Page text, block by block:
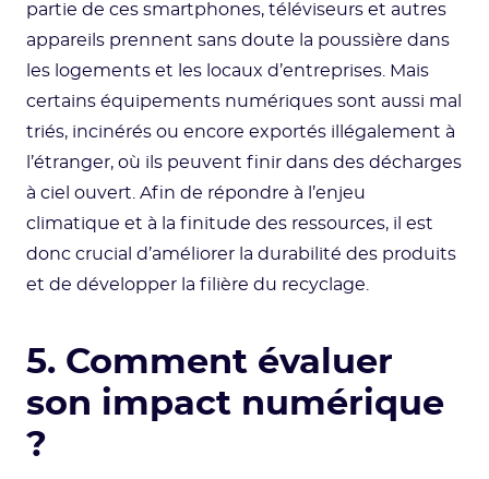
partie de ces smartphones, téléviseurs et autres
appareils prennent sans doute la poussière dans
les logements et les locaux d’entreprises. Mais
certains équipements numériques sont aussi mal
triés, incinérés ou encore exportés illégalement à
l’étranger, où ils peuvent finir dans des décharges
à ciel ouvert. Afin de répondre à l’enjeu
climatique et à la finitude des ressources, il est
donc crucial d’améliorer la durabilité des produits
et de développer la filière du recyclage.
5. Comment évaluer
son impact numérique
?